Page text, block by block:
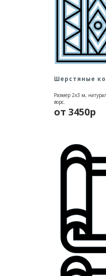
Шерстяные
Размер 2х3 м,
ворс.
от 3450р